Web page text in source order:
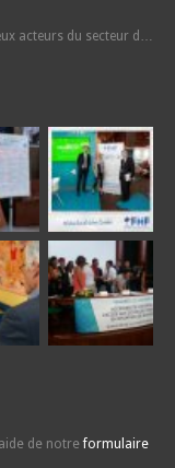
acteurs du secteur d…
de notreformulaire